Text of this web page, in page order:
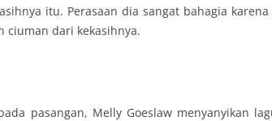
itu. Perasaan dia sangat bahagia
ciuman dari kekasihnya.
pasangan, Melly Goeslaw menyanyikan